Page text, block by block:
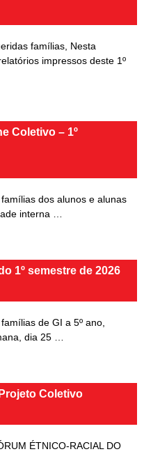
famílias, Nesta
impressos deste 1º
Coletivo – 1º
dos alunos e alunas
interna …
1º semestre de 2026
de GI a 5º ano,
dia 25 …
Coletivo
ÉTNICO-RACIAL DO